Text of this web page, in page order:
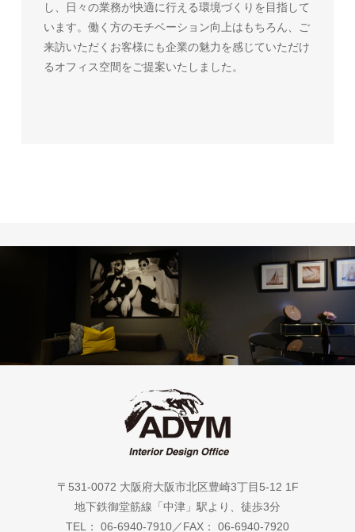
し、日々の業務が快適に行える環境づくりを目指して
います。働く方のモチベーション向上はもちろん、ご
来訪いただくお客様にも企業の魅力を感じていただけ
るオフィス空間をご提案いたしました。
〒531-0072 大阪府大阪市北区豊崎3丁目5-12 1F
地下鉄御堂筋線「中津」駅より、徒歩3分
TEL： 06-6940-7910／FAX： 06-6940-7920